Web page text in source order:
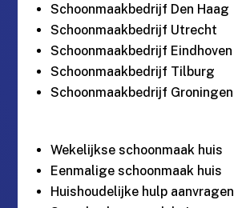
Schoonmaakbedrijf Den Haag
Schoonmaakbedrijf Utrecht
Schoonmaakbedrijf Eindhoven
Schoonmaakbedrijf Tilburg
Schoonmaakbedrijf Groningen
Wekelijkse schoonmaak huis
Eenmalige schoonmaak huis
Huishoudelijke hulp aanvragen